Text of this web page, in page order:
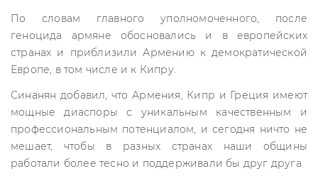
По словам главного уполномоченного, после
геноцида армяне обосновались и в европейских
странах и приблизили Армению к демократической
Европе, в том числе и к Кипру.
Синанян добавил, что Армения, Кипр и Греция имеют
мощные диаспоры с уникальным качественным и
профессиональным потенциалом, и сегодня ничто не
мешает, чтобы в разных странах наши общины
работали более тесно и поддерживали бы друг друга.